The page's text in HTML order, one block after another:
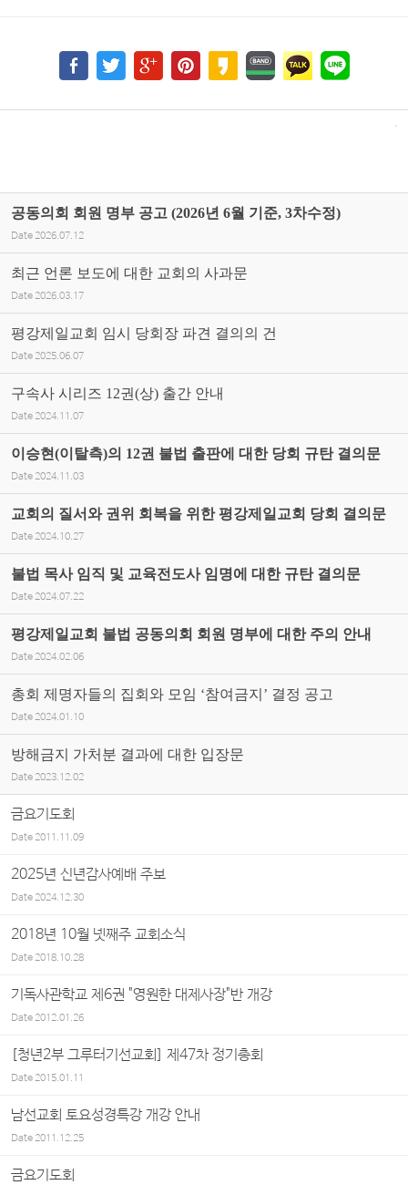
공동의회 회원 명부 공고 (2026년 6월 기준, 3차수정)
Date 2026.07.12
최근 언론 보도에 대한 교회의 사과문
Date 2026.03.17
평강제일교회 임시 당회장 파견 결의의 건
Date 2025.06.07
구속사 시리즈 12권(상) 출간 안내
Date 2024.11.07
이승현(이탈측)의 12권 불법 출판에 대한 당회 규탄 결의문
Date 2024.11.03
교회의 질서와 권위 회복을 위한 평강제일교회 당회 결의문
Date 2024.10.27
불법 목사 임직 및 교육전도사 임명에 대한 규탄 결의문
Date 2024.07.22
평강제일교회 불법 공동의회 회원 명부에 대한 주의 안내
Date 2024.02.06
총회 제명자들의 집회와 모임 ‘참여금지’ 결정 공고
Date 2024.01.10
방해금지 가처분 결과에 대한 입장문
Date 2023.12.02
금요기도회
Date2011.11.09
2025년 신년감사예배 주보
Date2024.12.30
2018년 10월 넷째주 교회소식
Date2018.10.28
기독사관학교 제6권 "영원한 대제사장"반 개강
Date2012.01.26
[청년2부 그루터기선교회] 제47차 정기총회
Date2015.01.11
남선교회 토요성경특강 개강 안내
Date2011.12.25
금요기도회